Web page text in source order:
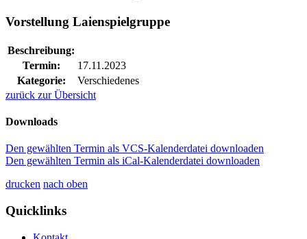
Vorstellung Laienspielgruppe
Beschreibung:
Termin:
17.11.2023
Kategorie:
Verschiedenes
zurück zur Übersicht
Downloads
Den gewählten Termin als VCS-Kalenderdatei downloaden
Den gewählten Termin als iCal-Kalenderdatei downloaden
drucken nach oben
Quicklinks